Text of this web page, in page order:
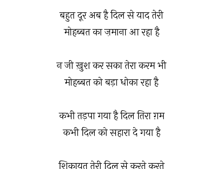
बहुत दूर अब है दिल से याद तेरी
मोहब्बत का ज़माना आ रहा है
न जी ख़ुश कर सका तेरा करम भी
मोहब्बत को बड़ा धोका रहा है
कभी तड़पा गया है दिल तिरा ग़म
कभी दिल को सहारा दे गया है